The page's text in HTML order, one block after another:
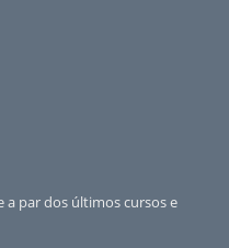
a par dos últimos cursos e